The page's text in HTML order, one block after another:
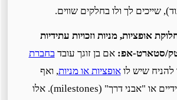
שייכים לך ולו בחלקים שווים.
אופציות, מניות וזכויות עתידיות
סטארט-אפ:אם בן זוגך עובדבחברת
שיש לואופציות או מניות, ואף
מענקים עתידיים או "אבני דרך" (milestones). אלו